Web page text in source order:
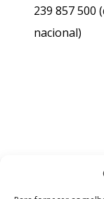
239 857 500
nacional)